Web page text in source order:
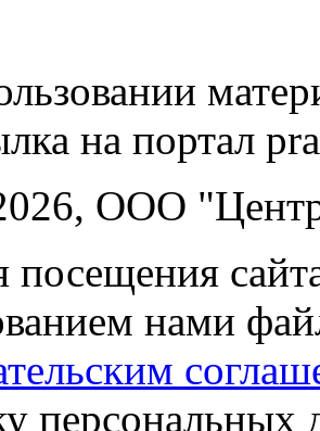
на портал
ООО "Центр
нами
персональных